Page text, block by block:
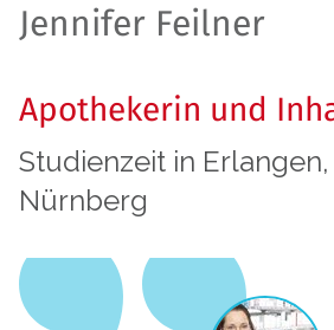
Jennifer Feilner
Apothekerin und
Studienzeit in
Nürnberg